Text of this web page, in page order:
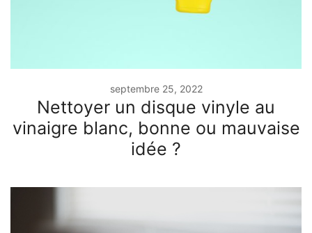
septembre 25, 2022
Nettoyer un disque vinyle au
vinaigre blanc, bonne ou mauvaise
idée ?